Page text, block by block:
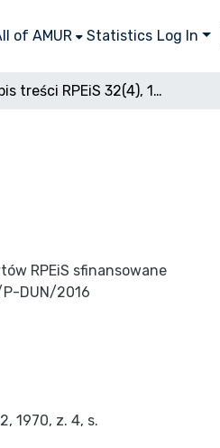
of AMUR Statistics Log In
Spis treści RPEiS 32(4), 1970
RPEiS sfinansowane
DUN/2016
1970, z. 4, s.